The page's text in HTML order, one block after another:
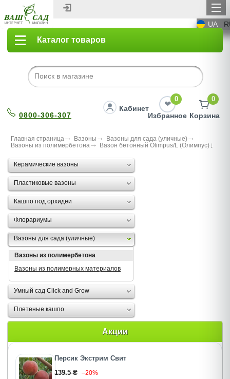
UA
Каталог товаров
0800-306-307
Кабинет
0
Избранное
0
Корзина
Главная страница Вазоны
Вазоны для сада (уличные)
Вазоны из полимербетона
Вазон бетонный Olimpus/L (Олимпус)
Керамические вазоны
Пластиковые вазоны
Кашпо под орхидеи
Флорариумы
Вазоны для сада (уличные)
Вазоны из полимербетона
Вазоны из полимерных материалов
Умный сад Click and Grow
Плетеные кашпо
Акции
Персик Экстрим Свит
139.5 ₴ –20%